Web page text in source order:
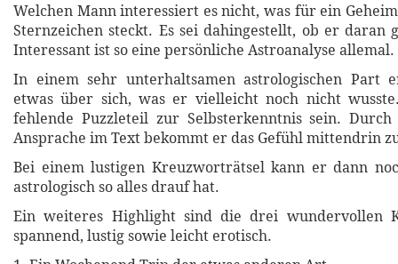
Welchen Mann interessiert es nicht, was für ein
Sternzeichen steckt. Es sei dahingestellt, ob er daran
Interessant ist so eine persönliche Astroanalyse allemal.
In einem sehr unterhaltsamen astrologischen Part
etwas über sich, was er vielleicht noch nicht
fehlende Puzzleteil zur Selbsterkenntnis sein.
Ansprache im Text bekommt er das Gefühl mittendrin
Bei einem lustigen Kreuzworträtsel kann er dann
astrologisch so alles drauf hat.
Ein weiteres Highlight sind die drei wundervollen
spannend, lustig sowie leicht erotisch.